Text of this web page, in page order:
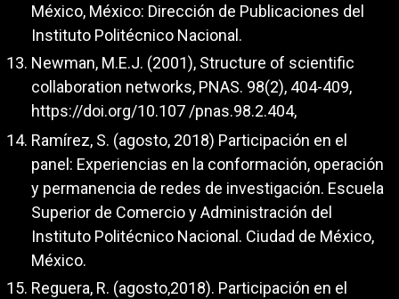
México, México: Dirección de Publicaciones del
Instituto Politécnico Nacional.
Newman, M.E.J. (2001), Structure of scientific
collaboration networks, PNAS. 98(2), 404-409,
https://doi.org/10.107/pnas.98.2.404,
Ramírez, S. (agosto, 2018) Participación en el
panel: Experiencias en la conformación, operación
y permanencia de redes de investigación. Escuela
Superior de Comercio y Administración del
Instituto Politécnico Nacional. Ciudad de México,
México.
Reguera, R. (agosto,2018). Participación en el